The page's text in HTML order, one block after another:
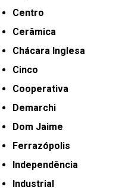
Centro
Cerâmica
Chácara Inglesa
Cinco
Cooperativa
Demarchi
Dom Jaime
Ferrazópolis
Independência
Industrial